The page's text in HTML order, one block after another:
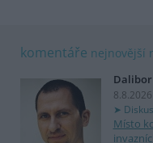
komentáře nejnovější
8.8.2026
Místo